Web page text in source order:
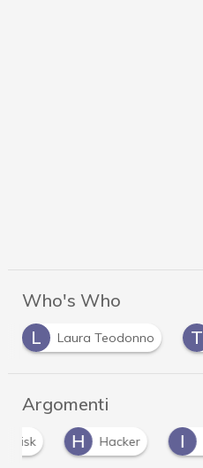
Who's Who
L
Laura Teodonno T
Argomenti
risk H Hacker I